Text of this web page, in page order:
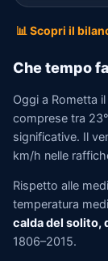
📊 Scopri il
Che tempo
Oggi a Rometta
comprese tra
significative. Il
km/h nelle
Rispetto alle
temperatura
calda del solito,
1806–2015.